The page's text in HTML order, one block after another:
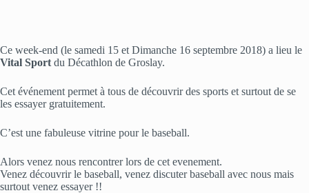
Ce week-end (le samedi 15 et Dimanche 16 septembre 2018) a lieu le
Vital Sport du Décathlon de Groslay.
Cet événement permet à tous de découvrir des sports et surtout de se
les essayer gratuitement.
C’est une fabuleuse vitrine pour le baseball.
Alors venez nous rencontrer lors de cet evenement.
Venez découvrir le baseball, venez discuter baseball avec nous mais
surtout venez essayer !!